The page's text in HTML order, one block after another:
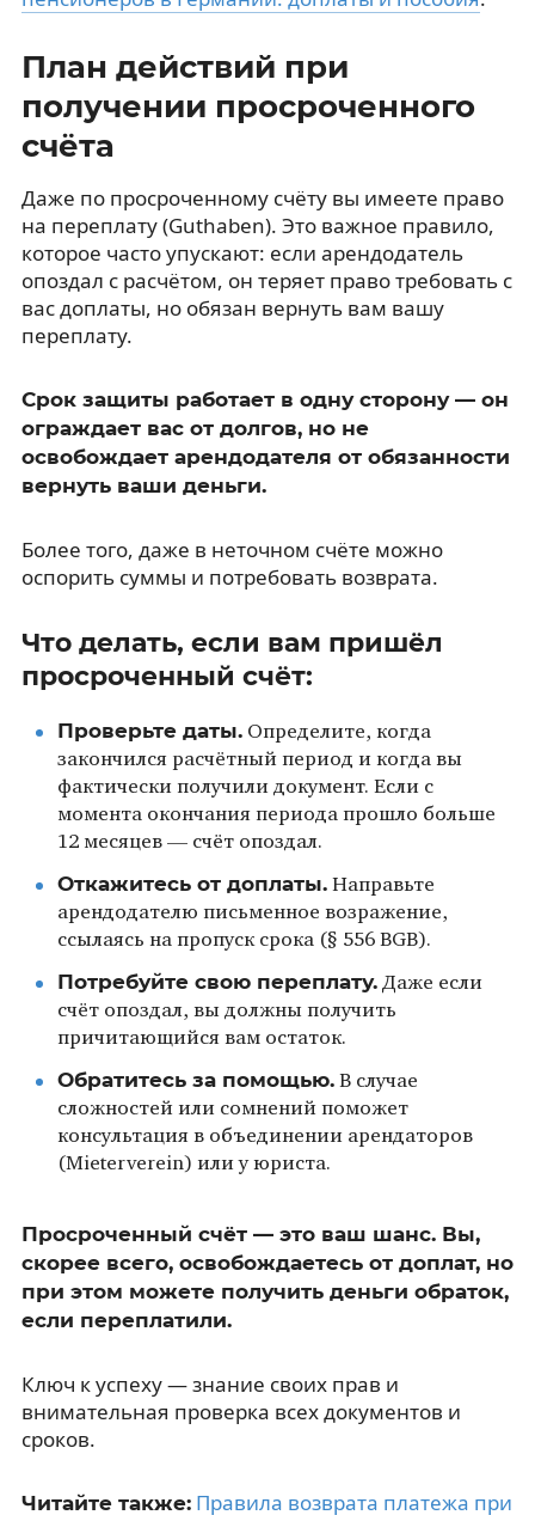
План действий при
получении просроченного
счёта
Даже по просроченному счёту вы имеете право
на переплату (Guthaben). Это важное правило,
которое часто упускают: если арендодатель
опоздал с расчётом, он теряет право требовать с
вас доплаты, но обязан вернуть вам вашу
переплату.
Срок защиты работает в одну сторону — он
ограждает вас от долгов, но не
освобождает арендодателя от обязанности
вернуть ваши деньги.
Более того, даже в неточном счёте можно
оспорить суммы и потребовать возврата.
Что делать, если вам пришёл
просроченный счёт:
Проверьте даты.Определите, когда
закончился расчётный период и когда вы
фактически получили документ. Если с
момента окончания периода прошло больше
12 месяцев — счёт опоздал.
Откажитесь от доплаты.Направьте
арендодателю письменное возражение,
ссылаясь на пропуск срока (§ 556 BGB).
Потребуйте свою переплату.Даже если
счёт опоздал, вы должны получить
причитающийся вам остаток.
Обратитесь за помощью.В случае
сложностей или сомнений поможет
консультация в объединении арендаторов
(Mieterverein) или у юриста.
Просроченный счёт — это ваш шанс. Вы,
скорее всего, освобождаетесь от доплат, но
при этом можете получить деньги обраток,
если переплатили.
Ключ к успеху — знание своих прав и
внимательная проверка всех документов и
сроков.
Читайте также: Правила возврата платежа при